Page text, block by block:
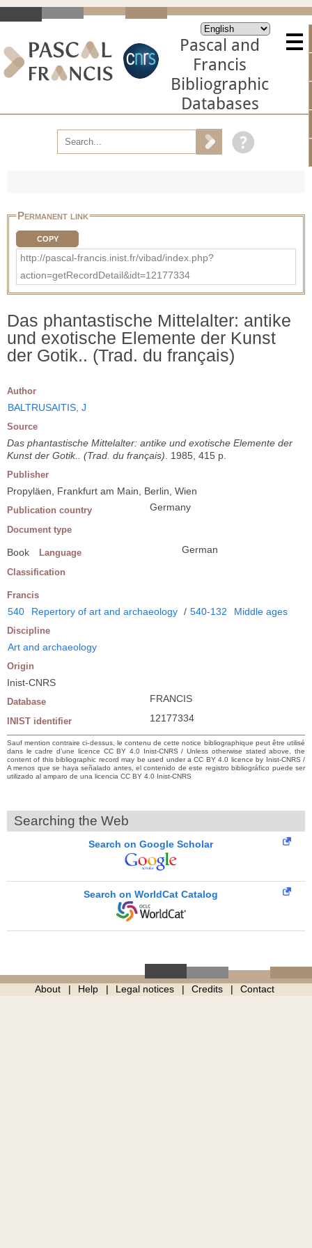
Pascal and
Francis
Bibliographic
Databases
Permanent link
COPY
http://pascal-francis.inist.fr/vibad/index.php?
action=getRecordDetail&idt=12177334
Das phantastische Mittelalter: antike
und exotische Elemente der Kunst
der Gotik.. (Trad. du français)
Author
BALTRUSAITIS, J
Source
Das phantastische Mittelalter: antike und exotische Elemente der
Kunst der Gotik.. (Trad. du français) . 1985, 415 p.
Publisher
Propyläen, Frankfurt am Main, Berlin, Wien
Publication country Germany
Document type
Book Language German
Classification
Francis
540 Repertory of art and archaeology / 540-132 Middle ages
Discipline
Art and archaeology
Origin
Inist-CNRS
Database FRANCIS
INIST identifier 12177334
Sauf mention contraire ci-dessus, le contenu de cette notice bibliographique peut être utilisé
dans le cadre d’une licence CC BY 4.0 Inist-CNRS / Unless otherwise stated above, the
content of this bibliographic record may be used under a CC BY 4.0 licence by Inist-CNRS /
A menos que se haya señalado antes, el contenido de este registro bibliográfico puede ser
utilizado al amparo de una licencia CC BY 4.0 Inist-CNRS
Searching the Web
Search on Google Scholar
Search on WorldCat Catalog
About Help Legal notices Credits Contact